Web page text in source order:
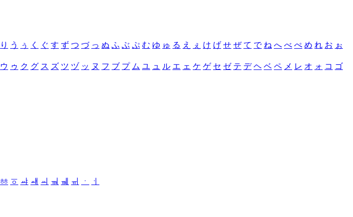
り う ぅ く ぐ す ず つ づ っ ぬ ふ ぶ ぷ む ゆ ゅ る え ぇ け げ せ ぜ て で ね へ べ ぺ め れ お ぉ
ウ ゥ ク グ ス ズ ツ ヅ ッ ヌ フ ブ プ ム ユ ュ ル エ ェ ケ ゲ セ ゼ テ デ ヘ ベ ペ メ レ オ ォ コ ゴ
ㆅ ㆆ ㆇ ㆈ ㆉ ㆊ ㆋ ㆌ ㆍ
ㆎ